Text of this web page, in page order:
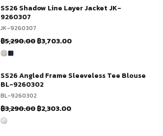
-30% ช้อปเลย
SS26 Shadow Line Layer Jacket JK-
9260307
JK-9260307
฿5,290.00Original
฿5,290.00.
฿3,703.00Current
฿3,703.00.
-30% ช้อปเลย
SS26 Angled Frame Sleeveless Tee Blouse
BL-9260302
BL-9260302
฿3,290.00Original
฿2,303.00Current